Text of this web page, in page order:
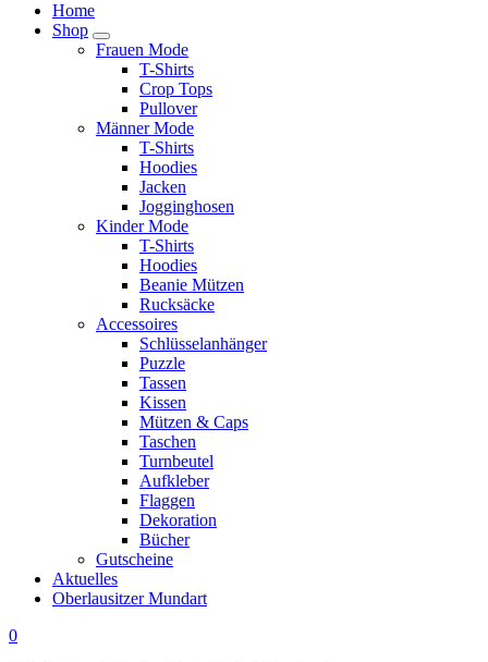
Home
Shop
Frauen Mode
T-Shirts
Crop Tops
Pullover
Männer Mode
T-Shirts
Hoodies
Jacken
Jogginghosen
Kinder Mode
T-Shirts
Hoodies
Beanie Mützen
Rucksäcke
Accessoires
Schlüsselanhänger
Puzzle
Tassen
Kissen
Mützen & Caps
Taschen
Turnbeutel
Aufkleber
Flaggen
Dekoration
Bücher
Gutscheine
Aktuelles
Oberlausitzer Mundart
0